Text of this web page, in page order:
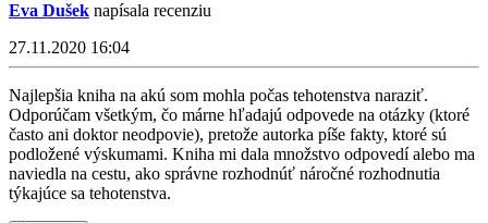
Eva Dušek napísala recenziu
27.11.2020 16:04
Najlepšia kniha na akú som mohla počas tehotenstva naraziť.
Odporúčam všetkým, čo márne hľadajú odpovede na otázky (ktoré
často ani doktor neodpovie), pretože autorka píše fakty, ktoré sú
podložené výskumami. Kniha mi dala množstvo odpovedí alebo ma
naviedla na cestu, ako správne rozhodnúť náročné rozhodnutia
týkajúce sa tehotenstva.